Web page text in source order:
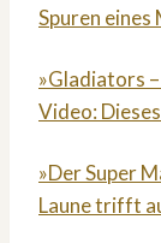
Spuren eines
»Gladiators
Video:
»Der Super
Laune trifft